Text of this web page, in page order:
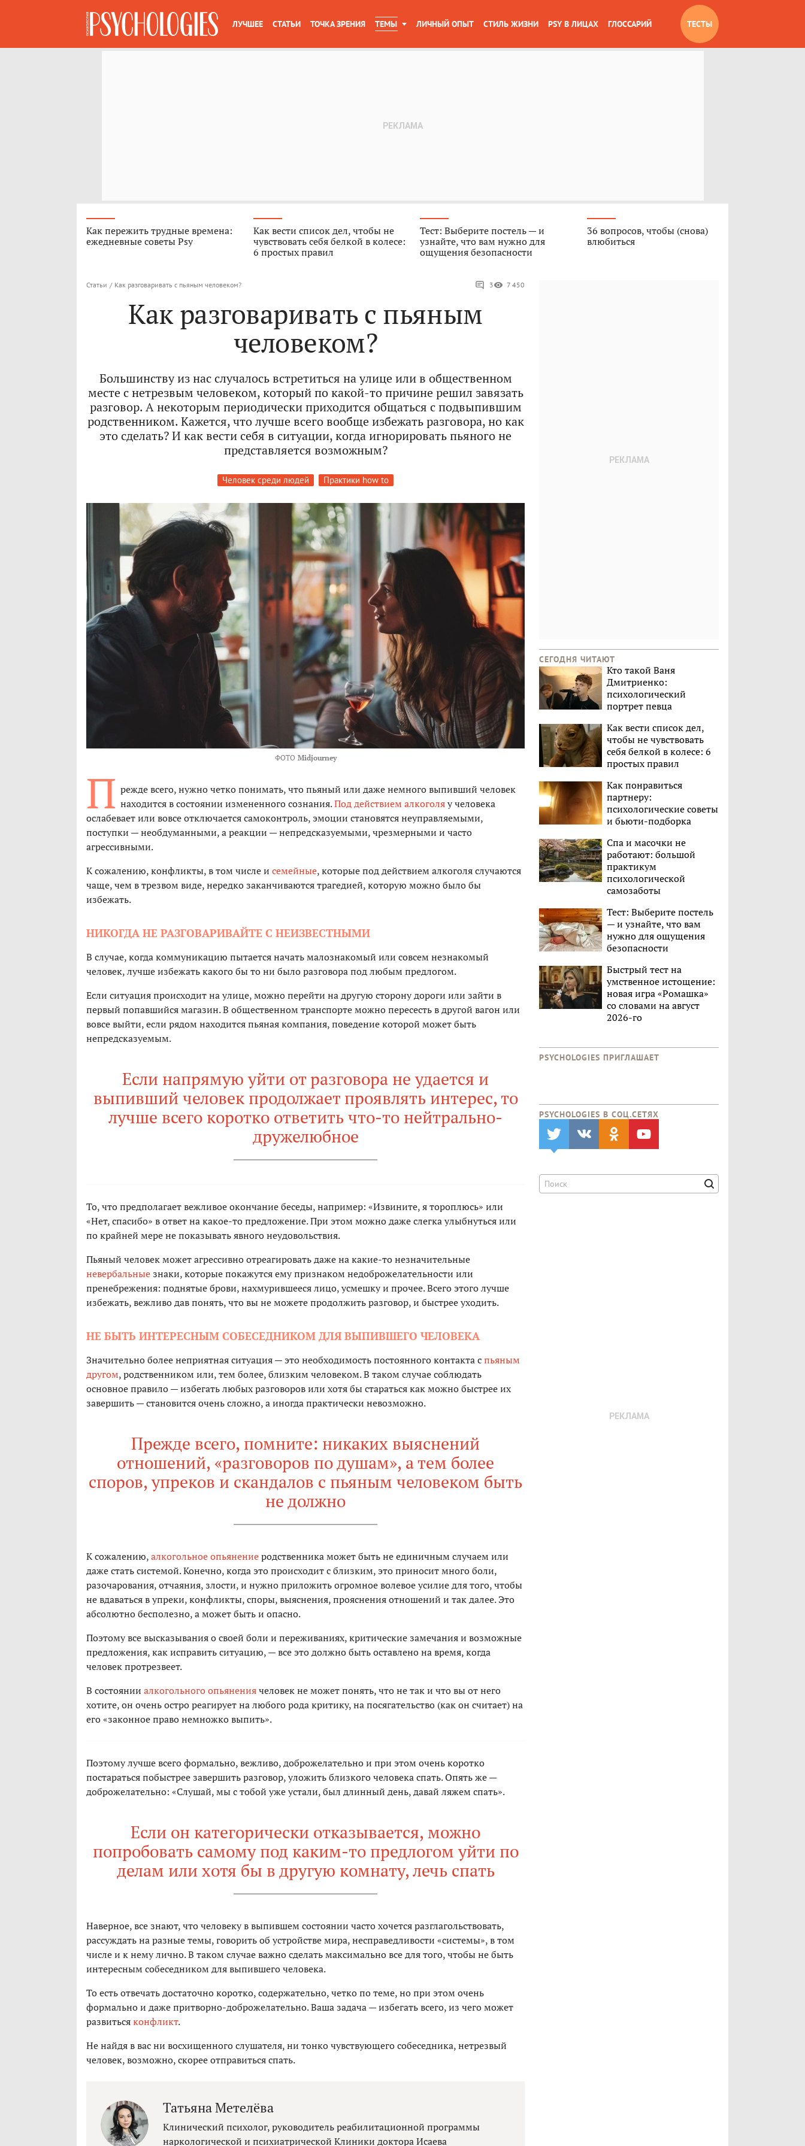
ЛУЧШЕЕ СТАТЬИ ТОЧКА ЗРЕНИЯ ТЕМЫ ЛИЧНЫЙ ОПЫТ СТИЛЬ ЖИЗНИ PSY В ЛИЦАХ ГЛОССАРИЙ ТЕСТЫ
Как пережить трудные времена:
ежедневные советы Psy
Как вести список дел, чтобы не
чувствовать себя белкой в колесе:
6 простых правил
Тест: Выберите постель — и
узнайте, что вам нужно для
ощущения безопасности
36 вопросов, чтобы (снова)
влюбиться
Статьи / Как разговаривать с пьяным человеком? 3 7 450
Как разговаривать с пьяным
человеком?
Большинству из нас случалось встретиться на улице или в общественном
месте с нетрезвым человеком, который по какой-то причине решил завязать
разговор. А некоторым периодически приходится общаться с подвыпившим
родственником. Кажется, что лучше всего вообще избежать разговора, но как
это сделать? И как вести себя в ситуации, когда игнорировать пьяного не
представляется возможным?
Человек среди людей Практики how to
ФОТО Midjourney
П режде всего, нужно четко понимать, что пьяный или даже немного выпивший человек
находится в состоянии измененного сознания.Под действием алкоголяу человека
ослабевает или вовсе отключается самоконтроль, эмоции становятся неуправляемыми,
поступки — необдуманными, а реакции — непредсказуемыми, чрезмерными и часто
агрессивными.
К сожалению, конфликты, в том числе и семейные, которые под действием алкоголя случаются
чаще, чем в трезвом виде, нередко заканчиваются трагедией, которую можно было бы
избежать.
НИКОГДА НЕ РАЗГОВАРИВАЙТЕ С НЕИЗВЕСТНЫМИ
В случае, когда коммуникацию пытается начать малознакомый или совсем незнакомый
человек, лучше избежать какого бы то ни было разговора под любым предлогом.
Если ситуация происходит на улице, можно перейти на другую сторону дороги или зайти в
первый попавшийся магазин. В общественном транспорте можно пересесть в другой вагон или
вовсе выйти, если рядом находится пьяная компания, поведение которой может быть
непредсказуемым.
Если напрямую уйти от разговора не удается и
выпивший человек продолжает проявлять интерес, то
лучше всего коротко ответить что-то нейтрально-
дружелюбное
То, что предполагает вежливое окончание беседы, например: «Извините, я тороплюсь» или
«Нет, спасибо» в ответ на какое-то предложение. При этом можно даже слегка улыбнуться или
по крайней мере не показывать явного неудовольствия.
Пьяный человек может агрессивно отреагировать даже на какие-то незначительные
невербальныезнаки, которые покажутся ему признаком недоброжелательности или
пренебрежения: поднятые брови, нахмурившееся лицо, усмешку и прочее. Всего этого лучше
избежать, вежливо дав понять, что вы не можете продолжить разговор, и быстрее уходить.
НЕ БЫТЬ ИНТЕРЕСНЫМ СОБЕСЕДНИКОМ ДЛЯ ВЫПИВШЕГО ЧЕЛОВЕКА
Значительно более неприятная ситуация — это необходимость постоянного контакта спьяным
другом, родственником или, тем более, близким человеком. В таком случае соблюдать
основное правило — избегать любых разговоров или хотя бы стараться как можно быстрее их
завершить — становится очень сложно, а иногда практически невозможно.
Прежде всего, помните: никаких выяснений
отношений, «разговоров по душам», а тем более
споров, упреков и скандалов с пьяным человеком быть
не должно
К сожалению,алкогольное опьянениеродственника может быть не единичным случаем или
даже стать системой. Конечно, когда это происходит с близким, это приносит много боли,
разочарования, отчаяния, злости, и нужно приложить огромное волевое усилие для того, чтобы
не вдаваться в упреки, конфликты, споры, выяснения, прояснения отношений и так далее. Это
абсолютно бесполезно, а может быть и опасно.
Поэтому все высказывания о своей боли и переживаниях, критические замечания и возможные
предложения, как исправить ситуацию, — все это должно быть оставлено на время, когда
человек протрезвеет.
В состоянии алкогольного опьянениячеловек не может понять, что не так и что вы от него
хотите, он очень остро реагирует на любого рода критику, на посягательство (как он считает) на
его «законное право немножко выпить».
Поэтому лучше всего формально, вежливо, доброжелательно и при этом очень коротко
постараться побыстрее завершить разговор, уложить близкого человека спать. Опять же —
доброжелательно: «Слушай, мы с тобой уже устали, был длинный день, давай ляжем спать».
Если он категорически отказывается, можно
попробовать самому под каким-то предлогом уйти по
делам или хотя бы в другую комнату, лечь спать
Наверное, все знают, что человеку в выпившем состоянии часто хочется разглагольствовать,
рассуждать на разные темы, говорить об устройстве мира, несправедливости «системы», в том
числе и к нему лично. В таком случае важно сделать максимально все для того, чтобы не быть
интересным собеседником для выпившего человека.
То есть отвечать достаточно коротко, содержательно, четко по теме, но при этом очень
формально и даже притворно-доброжелательно. Ваша задача — избегать всего, из чего может
развитьсяконфликт.
Не найдя в вас ни восхищенного слушателя, ни тонко чувствующего собеседника, нетрезвый
человек, возможно, скорее отправиться спать.
Татьяна Метелёва
Клинический психолог, руководитель реабилитационной программы
наркологической и психиатрической Клиники доктора Исаева
СЕГОДНЯ ЧИТАЮТ
Кто такой Ваня
Дмитриенко:
психологический
портрет певца
Как вести список дел,
чтобы не чувствовать
себя белкой в колесе: 6
простых правил
Как понравиться
партнеру:
психологические советы
и бьюти-подборка
Спа и масочки не
работают: большой
практикум
психологической
самозаботы
Тест: Выберите постель
— и узнайте, что вам
нужно для ощущения
безопасности
Быстрый тест на
умственное истощение:
новая игра «Ромашка»
со словами на август
2026-го
PSYCHOLOGIES ПРИГЛАШАЕТ
PSYCHOLOGIES В CОЦ.СЕТЯХ